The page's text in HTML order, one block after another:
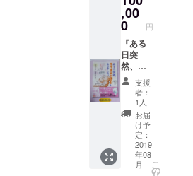
W
1.5cm
材質：
真ちゅ
う、ラ
インス
トーン
色： 青
（慢性
疲労症
候群：
ME/CFS
）、緑
（化学
物質過
る日突
然、慢
性疲労
症候群
になり
まし
た。」
（ゆら
［著］
／医学
博士・
倉恒弘
彦［監
修］）
,00
0 円
『ある
日突
然、慢
性疲労
症候群
になり
まし
た。』
ダイ
ジェス
ト版ミ
ニ冊子
支援
者：
1人
お届
け予
定：
2019
年08
月
こ
の